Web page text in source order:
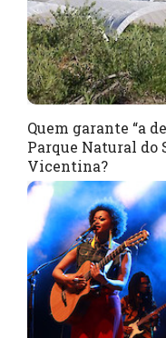
Quem garante “a
Parque Natural do
Vicentina?